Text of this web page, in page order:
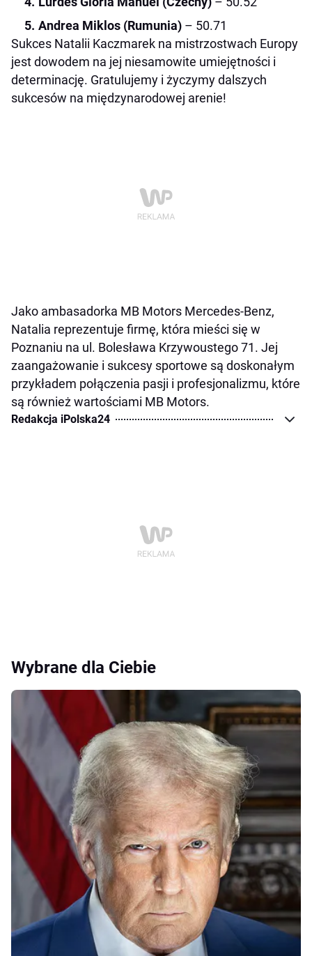
Andrea Miklos (Rumunia) – 50.71
Sukces Natalii Kaczmarek na mistrzostwach Europy
jest dowodem na jej niesamowite umiejętności i
determinację. Gratulujemy i życzymy dalszych
sukcesów na międzynarodowej arenie!
Jako ambasadorka MB Motors Mercedes-Benz,
Natalia reprezentuje firmę, która mieści się w
Poznaniu na ul. Bolesława Krzywoustego 71. Jej
zaangażowanie i sukcesy sportowe są doskonałym
przykładem połączenia pasji i profesjonalizmu, które
są również wartościami MB Motors.
Redakcja iPolska24
Wybrane dla Ciebie